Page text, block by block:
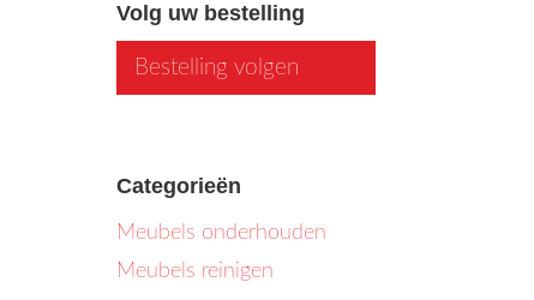
Volg uw bestelling
Bestelling volgen
Categorieën
Meubels onderhouden
Meubels reinigen